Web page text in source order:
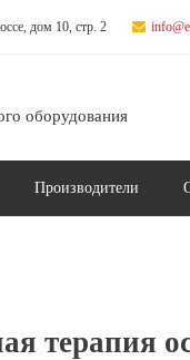
дом 10, стр. 2
оборудования
Производители
терапия